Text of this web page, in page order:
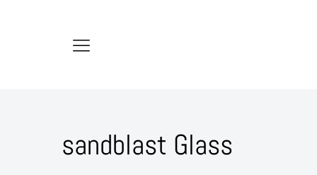
sandblast Glass